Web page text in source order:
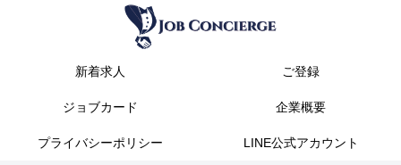
新着求人 ご登録
ジョブカード 企業概要
プライバシーポリシー LINE公式アカウント